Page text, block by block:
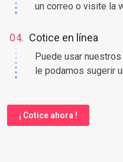
un correo o visite la
04. Cotice en línea
Puede usar
le podamos sugerir
¡ Cotice ahora !